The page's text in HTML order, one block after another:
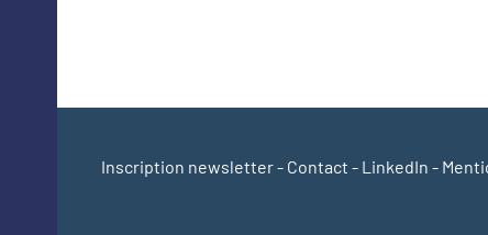
Inscription newsletter- Contact - LinkedIn -